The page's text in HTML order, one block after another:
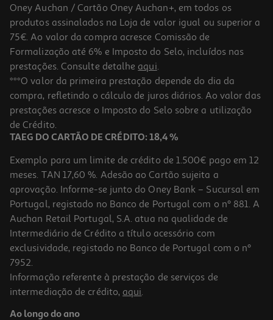
Oney Auchan / Cartão Oney Auchan+, em todos os
produtos assinalados na Loja de valor igual ou superior a
75€. Ao valor da compra acresce Comissão de
Formalização até 6% e Imposto do Selo, incluídos nas
prestações. Consulte detalhe aqui.
***O valor da primeira prestação depende do dia da
compra, refletindo o cálculo de juros diários. Ao valor das
prestações acresce o Imposto do Selo sobre a utilização
de Crédito.
TAEG DO CARTÃO DE CRÉDITO: 18,4 %
Exemplo para um limite de crédito de 1.500€ pago em 12
meses. TAN 17,60 %. Adesão ao Cartão sujeita a
aprovação. Informe-se junto do Oney Bank – Sucursal em
Portugal, registado no Banco de Portugal com o nº 881. A
Auchan Retail Portugal, S.A. atua na qualidade de
Intermediário de Crédito a título acessório com
exclusividade, registado no Banco de Portugal com o nº
7952.
Informação referente à prestação de serviços de
intermediação de crédito, aqui.
Ao longo do ano